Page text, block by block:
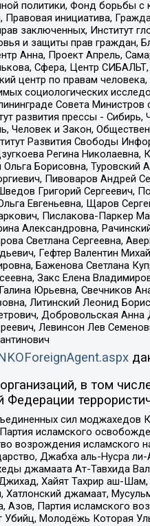
политики, Фонд
Правовая инициатива,
заключенных, Институт
и защиты прав
Анна, Проект Апрель,
Сфера, Центр
центр по правам
социологических
Совета
развития прессы -
Человек и Закон,
Развития Свободы
Регина
Борисовна, Туровский
Пивоваров Андрей
Григорий Сергеевич,
Евгеньевна, Щаров
Пислакова-Паркер
Александровна,
Светлана Сергеевна,
Гефтер Валентин
Баженова Светлана
Закс Елена
Юрьевна, Свечников
Литинский Леонид
Добровольская
Левинсон Лев
в том
сил моджахедов
исламского
возрождения
Джабха аль-Нусра
джамаата Ат-Тавхида
Хайят Тахрир аш-
джамаат,
Азов, Партия исламского
Молодёжь Которая